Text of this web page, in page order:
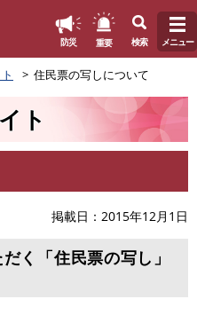
防災 重要 検索 メニュー
住民票の写しについて
ト
掲載日 2015年12月1日
く「住民票の写し」